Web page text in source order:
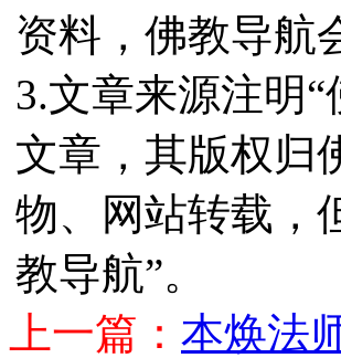
资料，佛教导航
3.文章来源注明
文章，其版权归
物、网站转载，
教导航”。
上一篇： 本焕法